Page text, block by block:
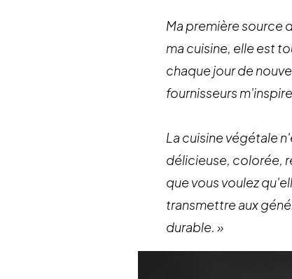
​Ma première source
ma cuisine, elle est
chaque jour de
fournisseurs
​La cuisine végétale
délicieuse, colorée,
que vous voulez
transmettre aux
durable. »